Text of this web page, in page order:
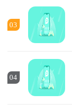
03
04